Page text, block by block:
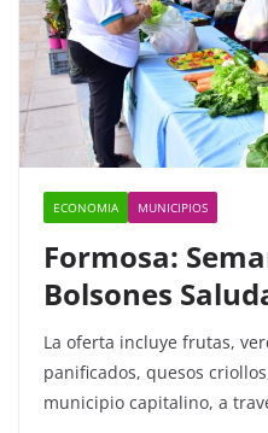
ECONOMIA MUNICIPIOS
Formosa:
Bolsones
La oferta incluye frutas,
panificados, quesos
municipio capitalino, a